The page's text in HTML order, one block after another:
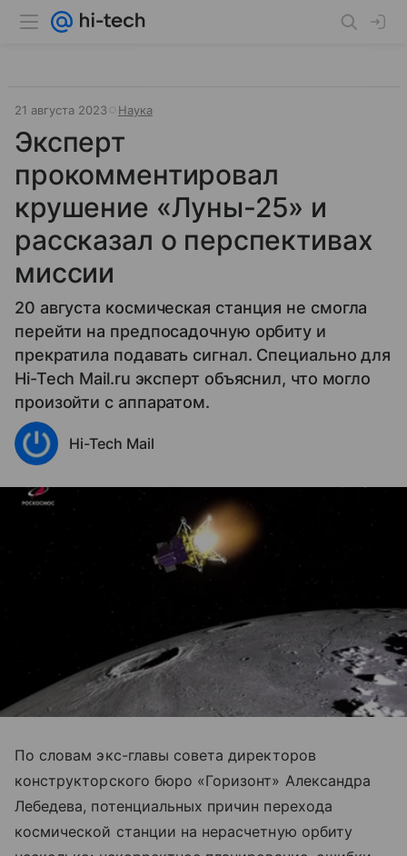
21 августа 2023 Наука
Эксперт
прокомментировал
крушение «Луны-25» и
рассказал о перспективах
миссии
20 августа космическая станция не смогла
перейти на предпосадочную орбиту и
прекратила подавать сигнал. Специально для
Hi-Tech Mail.ru эксперт объяснил, что могло
произойти с аппаратом.
Hi-Tech Mail
По словам экс-главы совета директоров
конструкторского бюро «Горизонт» Александра
Лебедева, потенциальных причин перехода
космической станции на нерасчетную орбиту